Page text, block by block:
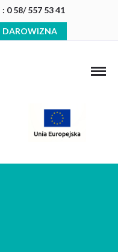
0 58/ 557 53 41
DAROWIZNA